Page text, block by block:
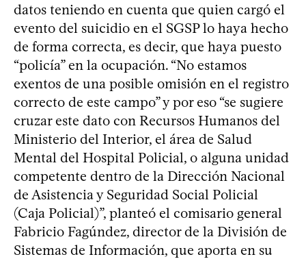
datos teniendo en cuenta que quien cargó el
evento del suicidio en el SGSP lo haya hecho
de forma correcta, es decir, que haya puesto
“policía” en la ocupación. “No estamos
exentos de una posible omisión en el registro
correcto de este campo” y por eso “se sugiere
cruzar este dato con Recursos Humanos del
Ministerio del Interior, el área de Salud
Mental del Hospital Policial, o alguna unidad
competente dentro de la Dirección Nacional
de Asistencia y Seguridad Social Policial
(Caja Policial)”, planteó el comisario general
Fabricio Fagúndez, director de la División de
Sistemas de Información, que aporta en su